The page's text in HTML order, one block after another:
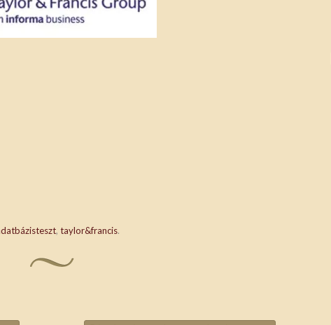
, taylor&francis.